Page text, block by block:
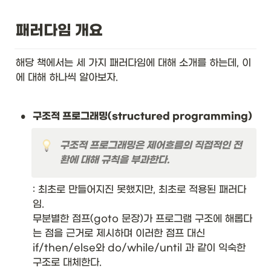
패러다임 개요
해당 책에서는 세 가지 패러다임에 대해 소개를 하는데, 이
에 대해 하나씩 알아보자.
• 구조적 프로그래밍(structured programming)
구조적 프로그래밍은 제어흐름의 직접적인 전
환에 대해 규칙을 부과한다.
: 최초로 만들어지진 못했지만, 최초로 적용된 패러다
임.
무분별한 점프(goto 문장)가 프로그램 구조에 해롭다
는 점을 근거로 제시하며 이러한 점프 대신
if/then/else와 do/while/until 과 같이 익숙한
구조로 대체한다.